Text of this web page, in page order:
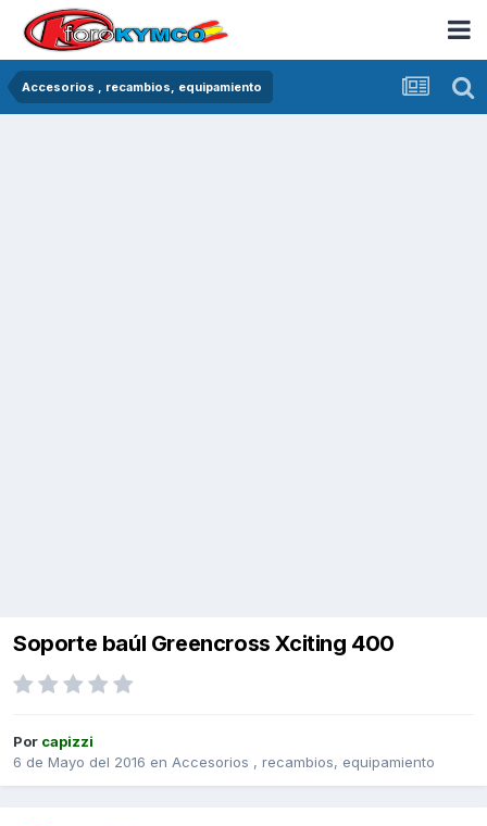
Accesorios , recambios, equipamiento
Soporte baúl Greencross Xciting 400
Por capizzi
6 de Mayo del 2016 en Accesorios , recambios, equipamiento